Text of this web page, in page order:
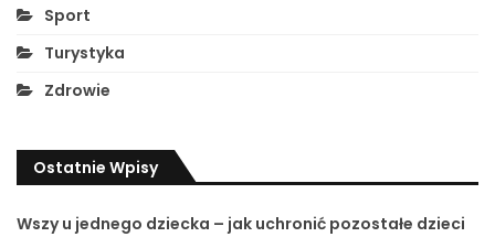
Sport
Turystyka
Zdrowie
Ostatnie Wpisy
Wszy u jednego dziecka – jak uchronić pozostałe dzieci